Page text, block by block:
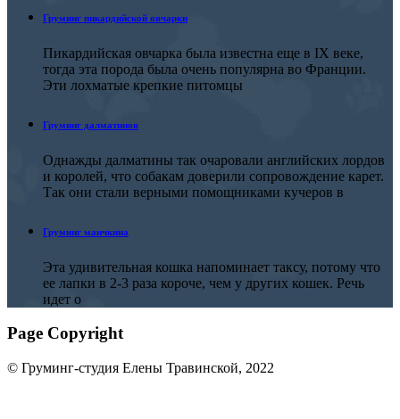
Груминг пикардийской овчарки
Пикардийская овчарка была известна еще в IX веке,
тогда эта порода была очень популярна во Франции.
Эти лохматые крепкие питомцы
Груминг далматинов
Однажды далматины так очаровали английских лордов
и королей, что собакам доверили сопровождение карет.
Так они стали верными помощниками кучеров в
Груминг манчкина
Эта удивительная кошка напоминает таксу, потому что
ее лапки в 2-3 раза короче, чем у других кошек. Речь
идет о
Page Copyright
© Груминг-студия Елены Травинской, 2022